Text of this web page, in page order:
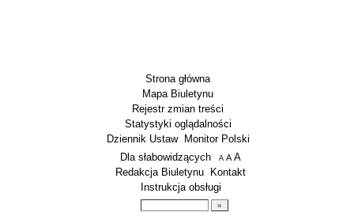
Strona główna
Mapa Biuletynu
Rejestr zmian treści
Statystyki oglądalności
Dziennik Ustaw
Monitor Polski
Menu dodatkowe
Dla słabowidzących A pomniejsz czcionkę
A standardowy rozmiar czcionki
A
Redakcja Biuletynu
Kontakt
Instrukcja obsługi